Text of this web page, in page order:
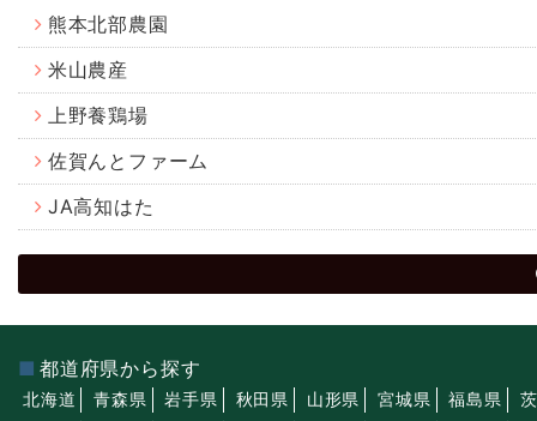
熊本北部農園
米山農産
上野養鶏場
佐賀んとファーム
JA高知はた
都道府県から探す
北海道 青森県 岩手県 秋田県 山形県 宮城県 福島県